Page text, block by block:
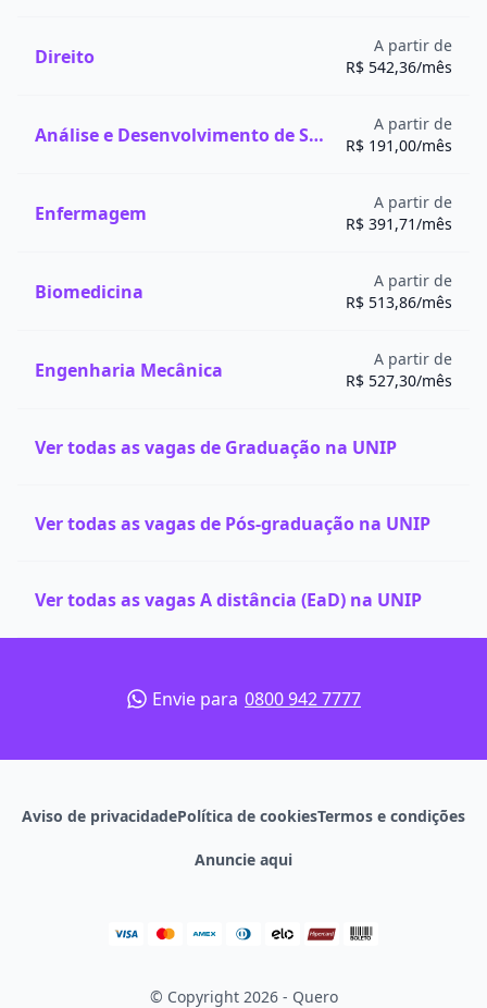
Direito
A partir de
R$ 542,36/mês
Análise e Desenvolvimento de Sistemas
A partir de
R$ 191,00/mês
Enfermagem
A partir de
R$ 391,71/mês
Biomedicina
A partir de
R$ 513,86/mês
Engenharia Mecânica
A partir de
R$ 527,30/mês
Ver todas as vagas de Graduação na UNIP
Ver todas as vagas de Pós-graduação na UNIP
Ver todas as vagas A distância (EaD) na UNIP
Envie para 0800 942 7777
Aviso de privacidadePolítica de cookiesTermos e condições
Anuncie aqui
© Copyright 2026 - Quero